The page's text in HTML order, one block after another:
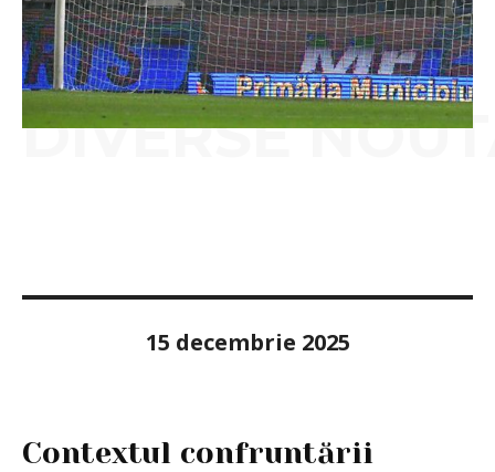
DIVERSE
15 decembrie 2025
Contextul confruntării